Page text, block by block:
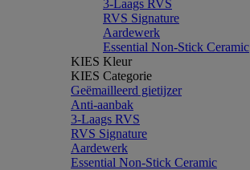
3-Laags RVS
RVS Signature
Aardewerk
Essential Non-Stick Ceramic
KIES Kleur
KIES Categorie
Geëmailleerd gietijzer
Anti-aanbak
3-Laags RVS
RVS Signature
Aardewerk
Essential Non-Stick Ceramic